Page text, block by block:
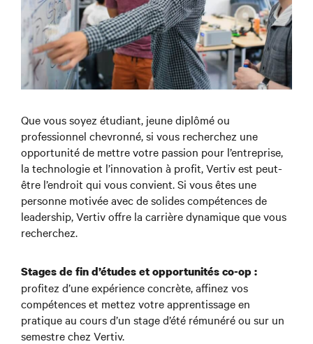
Que vous soyez étudiant, jeune diplômé ou
professionnel chevronné, si vous recherchez une
opportunité de mettre votre passion pour l’entreprise,
la technologie et l’innovation à profit, Vertiv est peut-
être l’endroit qui vous convient. Si vous êtes une
personne motivée avec de solides compétences de
leadership, Vertiv offre la carrière dynamique que vous
recherchez.
Stages de fin d’études et opportunités co-op :
profitez d’une expérience concrète, affinez vos
compétences et mettez votre apprentissage en
pratique au cours d’un stage d’été rémunéré ou sur un
semestre chez Vertiv.